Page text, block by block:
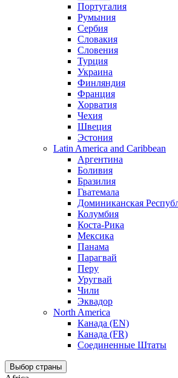
Португалия
Румыния
Сербия
Словакия
Словения
Турция
Украина
Финляндия
Франция
Хорватия
Чехия
Швеция
Эстония
Latin America and Caribbean
Аргентина
Боливия
Бразилия
Гватемала
Доминиканская
Колумбия
Коста-Рика
Мексика
Панама
Парагвай
Перу
Уругвай
Чили
Эквадор
North America
Канада (EN)
Канада (FR)
Соединенные Штаты
Выбор страны